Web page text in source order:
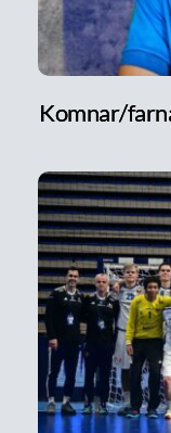
Komnar/